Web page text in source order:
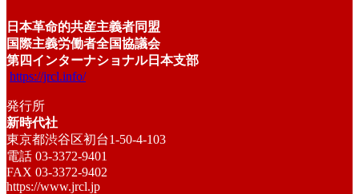
日本革命的共産主義者同盟
国際主義労働者全国協議会
第四インターナショナル日本支部
https://jrcl.info/
発行所
新時代社
東京都渋谷区初台1-50-4-103
電話 03-3372-9401
FAX 03-3372-9402
https://www.jrcl.jp